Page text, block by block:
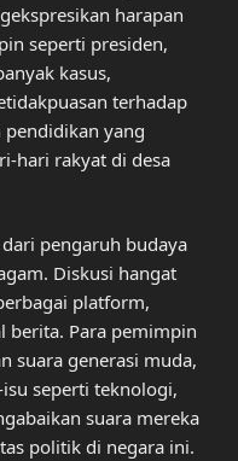
harapan
seperti presiden,
kasus,
terhadap
pendidikan yang
hari rakyat di desa
pengaruh budaya
Diskusi hangat
platform,
berita. Para pemimpin
suara generasi muda,
seperti teknologi,
suara mereka
politik di negara ini.